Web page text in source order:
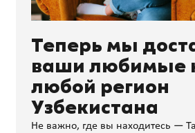
Теперь мы
ваши любимые
любой регион
Узбекистана
Не важно, где вы находитесь —